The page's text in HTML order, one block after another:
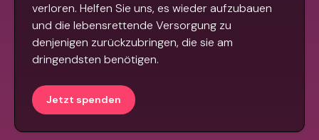
verloren. Helfen Sie uns, es wieder aufzubauen
und die lebensrettende Versorgung zu
denjenigen zurückzubringen, die sie am
dringendsten benötigen.
Jetzt spenden